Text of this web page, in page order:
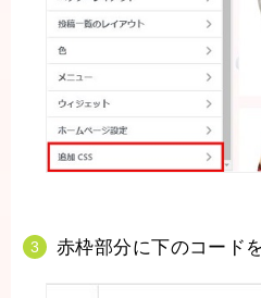
赤枠部分に下のコード